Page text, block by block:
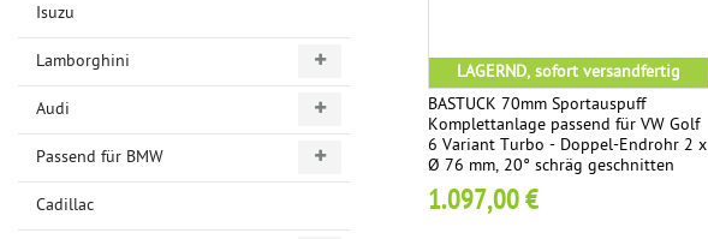
Isuzu
Lamborghini
Audi
Passend für BMW
Cadillac
LAGERND, sofort versandfertig
BASTUCK 70mm Sportauspuff
Komplettanlage passend für VW Golf
6 Variant Turbo - Doppel-Endrohr 2 x
Ø 76 mm, 20° schräg geschnitten
1.097,00 €